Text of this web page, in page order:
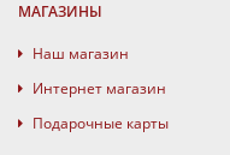
МАГАЗИНЫ
Наш магазин
Интернет магазин
Подарочные карты